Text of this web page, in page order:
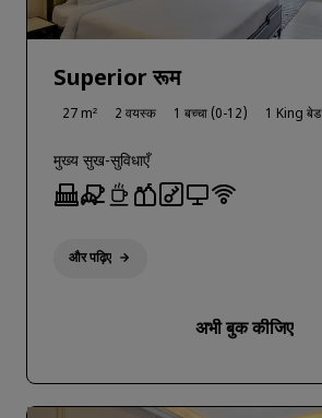
Superior रूम
27 m² 2 वयस्क 1 बच्चा (0-12) 1 King बेड
मुख्य सुख-सुविधाएँ
और पढ़िए
अभी बुक कीजिए